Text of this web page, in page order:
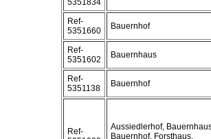
5351834
Ref-
5351660
Bauernhof
Ref-
5351602
Bauernhaus
Ref-
5351138
Bauernhof
Ref-
Aussiedlerhof,
Bauernhof, Forsthaus,